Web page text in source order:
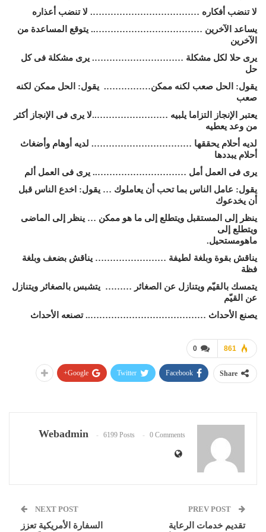
لا تنضب أفكاره ………………………………. لا تنضب أعذاره
يساعد الآخرين ……………………………….. يتوقع المساعدة من
الآخرين
يرى حلا لكل مشكلة …………………………. يرى مشكلة فى كل
حل
يقول: الحل صعب لكنه ممكن……………. يقول: الحل ممكن لكنه
صعب
يعتبر الإنجاز التزاما يلبيه ……………………..لا يرى فى الإنجاز أكثر
من وعد يعطيه
لديه أحلام يحققها ……………………………. لديه أوهام وأضغاث
أحلام يبددها
يرى فى العمل أمل ………………………….. يرى فى العمل ألم
يقول: عامل الناس بما تحب أن يعاملوك … يقول: اخدع الناس قبل
أن يخدعوك
ينظر إلى المستقبل ويتطلع إلى ما هو ممكن … ينظر إلى الماضى
ويتطلع إلى
ماهومستحيل.
يناقش بقوة وبلغة لطيفة …………………… يناقش بضعف وبلغة
فظة
يتمسك بالقيّم ويتنازل عن الصغائر ……… يتشبس بالصغائر ويتنازل
عن القيّم
يصنع الأحداث ………………………………….. تصنعه الأحداث
0 861
Share
Facebook
Twitter
Google+
Webadmin 6199 Posts 0 Comments
تقديم خدمات الرعاية
NEXT POST
السفارة الأمريكية تعزز